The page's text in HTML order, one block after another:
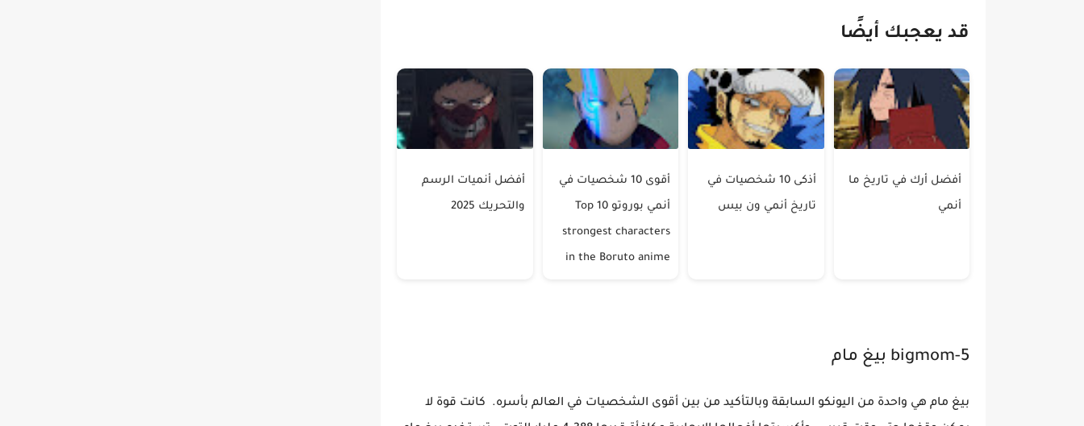
قد يعجبك أيضًا
أفضل أرك في تاريخ ما
أنمي
أذكى 10 شخصيات في
تاريخ أنمي ون بيس
أقوى 10 شخصيات في
أنمي بوروتو Top 10
strongest characters
in the Boruto anime
أفضل أنميات الرسم
والتحريك 2025
5-bigmom بيغ مام
بيغ مام هي واحدة من اليونكو السابقة وبالتأكيد من بين أقوى الشخصيات في العالم بأسره. كانت قوة لا